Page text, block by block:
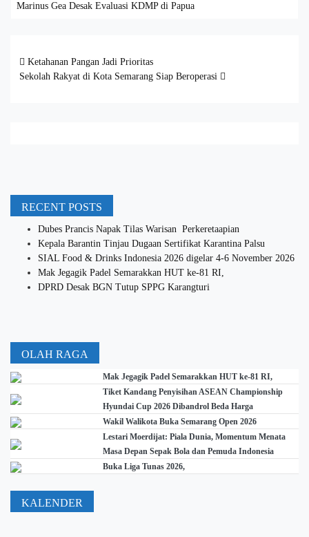
Marinus Gea Desak Evaluasi KDMP di Papua
Post navigation
Ketahanan Pangan Jadi Prioritas
Sekolah Rakyat di Kota Semarang Siap Beroperasi
RECENT POSTS
Dubes Prancis Napak Tilas Warisan Perkeretaapian
Kepala Barantin Tinjau Dugaan Sertifikat Karantina Palsu
SIAL Food & Drinks Indonesia 2026 digelar 4-6 November 2026
Mak Jegagik Padel Semarakkan HUT ke-81 RI,
DPRD Desak BGN Tutup SPPG Karangturi
OLAH RAGA
Mak Jegagik Padel Semarakkan HUT ke-81 RI,
Tiket Kandang Penyisihan ASEAN Championship
Hyundai Cup 2026 Dibandrol Beda Harga
Wakil Walikota Buka Semarang Open 2026
Lestari Moerdijat: Piala Dunia, Momentum Menata
Masa Depan Sepak Bola dan Pemuda Indonesia
Buka Liga Tunas 2026,
KALENDER